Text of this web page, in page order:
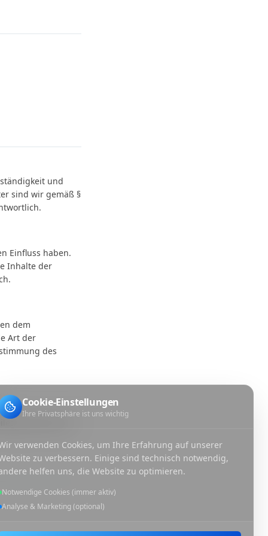
Cookie-Einstellungen
Ihre Privatsphäre ist uns wichtig
verwenden Cookies, um Ihre Erfahrung auf unserer
zu verbessern. Einige sind technisch notwendig,
helfen uns, die Website zu optimieren.
Notwendige Cookies (immer aktiv)
Analyse & Marketing (optional)
und
sind wir gemäß §
Einfluss haben.
Inhalte der
dem
Art der
des